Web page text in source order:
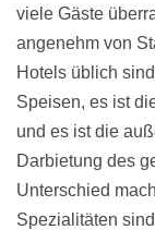
viele Gäste
angenehm von
Hotels üblich
Speisen, es ist
und es ist die
Darbietung des
Unterschied
Spezialitäten